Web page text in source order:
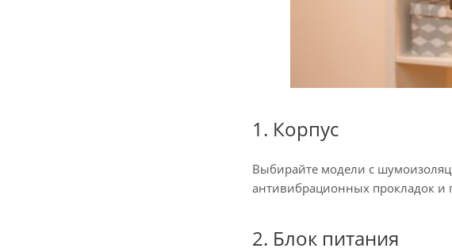
1. Корпус
Выбирайте модели с
антивибрационных прокладок и
2. Блок питания